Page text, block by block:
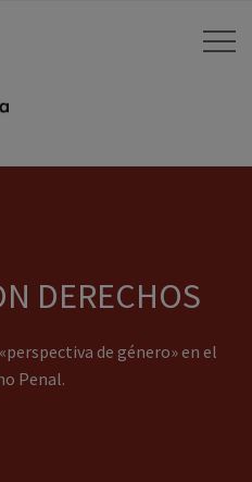
DERECHOS
de género» en el
Penal.